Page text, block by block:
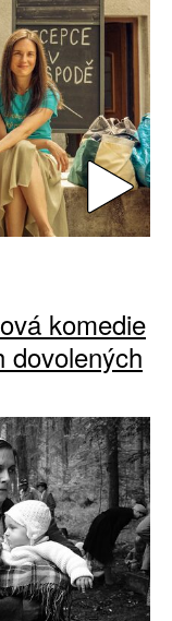
komedie
dovolených